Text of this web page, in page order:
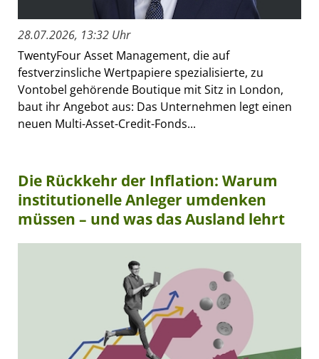
28.07.2026, 13:32 Uhr
TwentyFour Asset Management, die auf
festverzinsliche Wertpapiere spezialisierte, zu
Vontobel gehörende Boutique mit Sitz in London,
baut ihr Angebot aus: Das Unternehmen legt einen
neuen Multi-Asset-Credit-Fonds...
Die Rückkehr der Inflation: Warum
institutionelle Anleger umdenken
müssen – und was das Ausland lehrt